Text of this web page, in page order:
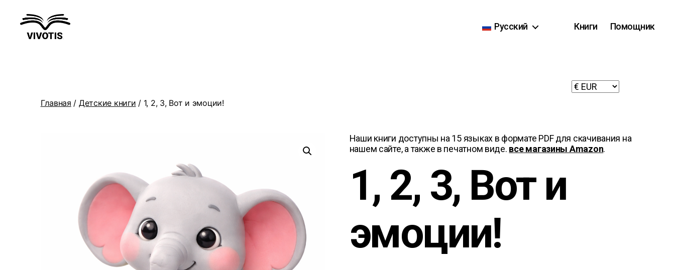
Русский Книги Помощник
Главная / Детские книги / 1, 2, 3, Вот и эмоции!
Наши книги доступны на 15 языках в формате PDF для скачивания на
нашем сайте, а также в печатном виде. все магазины Amazon.
1, 2, 3, Вот и
эмоции!